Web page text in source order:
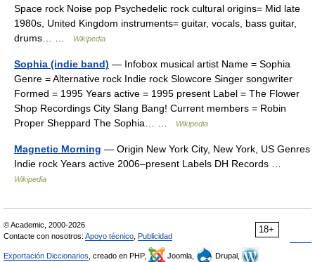
Space rock Noise pop Psychedelic rock cultural origins= Mid late
1980s, United Kingdom instruments= guitar, vocals, bass guitar,
drums… …
Wikipedia
Sophia (indie band) — Infobox musical artist Name = Sophia
Genre = Alternative rock Indie rock Slowcore Singer songwriter
Formed = 1995 Years active = 1995 present Label = The Flower
Shop Recordings City Slang Bang! Current members = Robin
Proper Sheppard The Sophia… …
Wikipedia
Magnetic Morning — Origin New York City, New York, US Genres
Indie rock Years active 2006–present Labels DH Records …
Wikipedia
18+
© Academic, 2000-2026
Contacte con nosotros: Apoyo técnico Publicidad
Exportación Diccionarios , creado en PHP, Joomla,
Drupal,